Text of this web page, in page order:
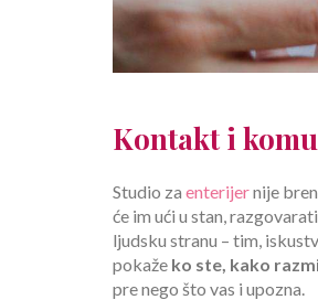
Kontakt i
Studio za enterijernije
će im ući u stan,
ljudsku stranu – tim,
pokaže ko ste, kako
pre nego što vas i upozna.